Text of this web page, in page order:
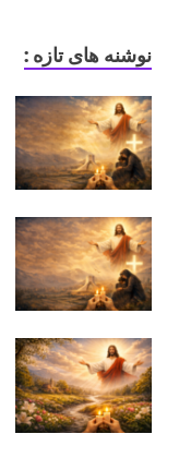
نوشنه های تازه :